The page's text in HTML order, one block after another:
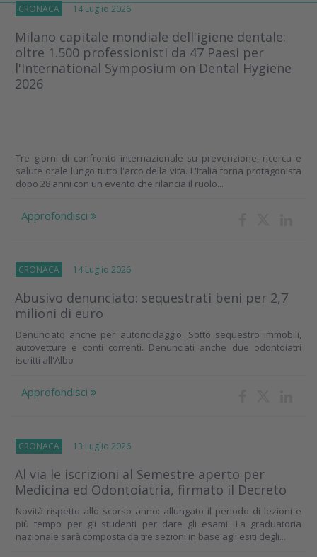
CRONACA 14 Luglio 2026
Milano capitale mondiale dell'igiene dentale:
oltre 1.500 professionisti da 47 Paesi per
l'International Symposium on Dental Hygiene
2026
Tre giorni di confronto internazionale su prevenzione, ricerca e
salute orale lungo tutto l'arco della vita. L'Italia torna protagonista
dopo 28 anni con un evento che rilancia il ruolo...
Approfondisci
CRONACA 14 Luglio 2026
Abusivo denunciato: sequestrati beni per 2,7
milioni di euro
Denunciato anche per autoriciclaggio. Sotto sequestro immobili,
autovetture e conti correnti. Denunciati anche due odontoiatri
iscritti all'Albo
Approfondisci
CRONACA 13 Luglio 2026
Al via le iscrizioni al Semestre aperto per
Medicina ed Odontoiatria, firmato il Decreto
Novità rispetto allo scorso anno: allungato il periodo di lezioni e
più tempo per gli studenti per dare gli esami. La graduatoria
nazionale sarà composta da tre sezioni in base agli esiti degli...